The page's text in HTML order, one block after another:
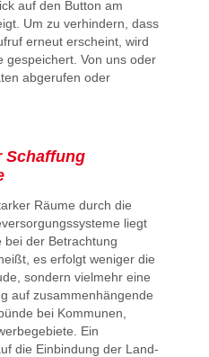
auf den Button am
Um zu verhindern, dass
erneut erscheint, wird
gespeichert. Von uns oder
abgerufen oder
Schaffung
Räume durch die
liegt
bei der Betrachtung
es erfolgt weniger die
sondern vielmehr eine
auf zusammenhängende
bei Kommunen,
Ein
die Einbindung der Land-